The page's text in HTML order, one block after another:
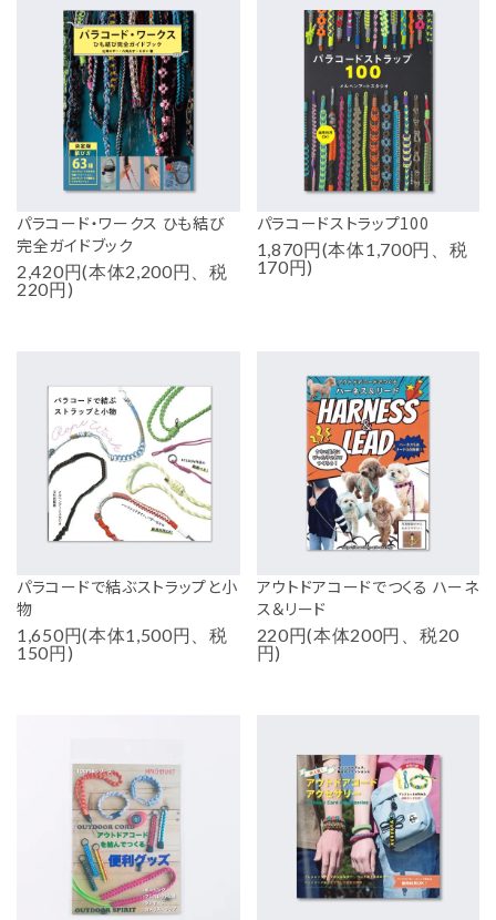
パラコード・ワークス ひも結び
完全ガイドブック
2,420円(本体2,200円、税
220円)
パラコードストラップ100
1,870円(本体1,700円、税
170円)
パラコードで結ぶストラップと小
物
1,650円(本体1,500円、税
150円)
アウトドアコードでつくる ハーネ
ス＆リード
220円(本体200円、税20
円)